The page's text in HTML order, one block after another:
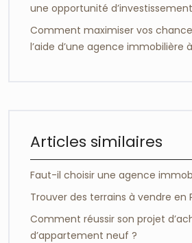
une opportunité
Comment maximiser vos
l’aide d’une agence immobilière à
Articles similaires
Faut-il choisir une agence
Trouver des terrains à vendre en
Comment réussir son projet
d’appartement neuf ?